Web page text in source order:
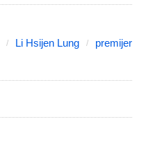
Li Hsijen Lung
premijer